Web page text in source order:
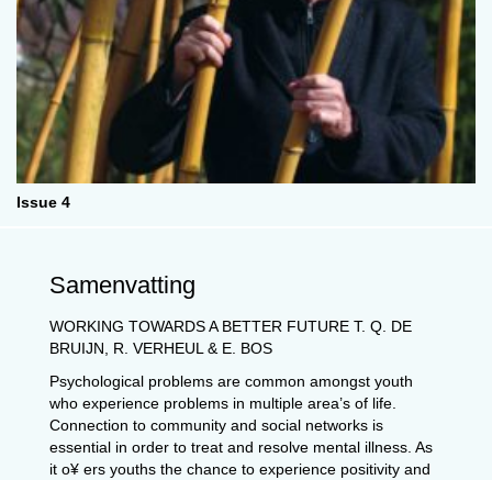
Issue 4
Samenvatting
WORKING TOWARDS A BETTER FUTURE T. Q. DE
BRUIJN, R. VERHEUL & E. BOS
Psychological problems are common amongst youth
who experience problems in multiple area’s of life.
Connection to community and social networks is
essential in order to treat and resolve mental illness. As
it o¥ ers youths the chance to experience positivity and